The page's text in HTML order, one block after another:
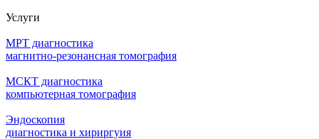
Услуги
МРТ диагностика
магнитно-резонансная томография
МСКТ диагностика
компьютерная томография
Эндоскопия
диагностика и хириргуия